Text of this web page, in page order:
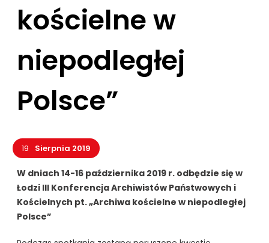
kościelne w
niepodległej
Polsce”
19 Sierpnia 2019
W dniach 14-16 października 2019 r. odbędzie się w
Łodzi III Konferencja Archiwistów Państwowych i
Kościelnych pt. „Archiwa kościelne w niepodległej
Polsce”